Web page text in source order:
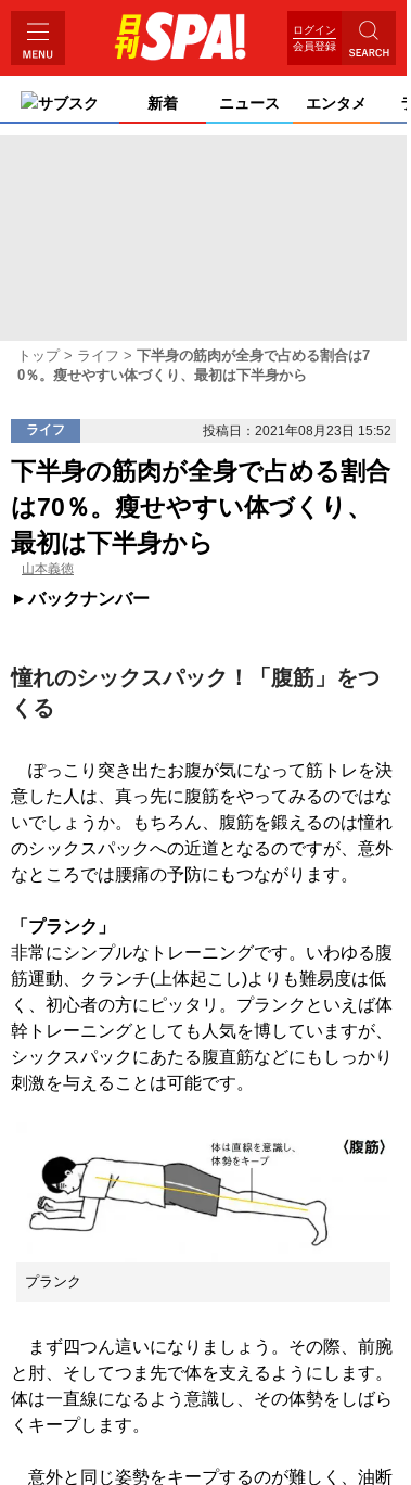
ログイン
会員登録
サブスク 新着 ニュース エンタメ
トップ ライフ
下半身の筋肉が全身で占める割合は7
0％。瘦せやすい体づくり、最初は下半身から
ライフ 投稿日：2021年08月23日 15:52
下半身の筋肉が全身で占める割合
は70％。瘦せやすい体づくり、
最初は下半身から
山本義徳
バックナンバー
憧れのシックスパック！「腹筋」をつ
くる
ぽっこり突き出たお腹が気になって筋トレを決
意した人は、真っ先に腹筋をやってみるのではな
いでしょうか。もちろん、腹筋を鍛えるのは憧れ
のシックスパックへの近道となるのですが、意外
なところでは腰痛の予防にもつながります。
「プランク」
非常にシンプルなトレーニングです。いわゆる腹
筋運動、クランチ(上体起こし)よりも難易度は低
く、初心者の方にピッタリ。プランクといえば体
幹トレーニングとしても人気を博していますが、
シックスパックにあたる腹直筋などにもしっかり
刺激を与えることは可能です。
プランク
まず四つん這いになりましょう。その際、前腕
と肘、そしてつま先で体を支えるようにします。
体は一直線になるよう意識し、その体勢をしばら
くキープします。
意外と同じ姿勢をキープするのが難しく、油断